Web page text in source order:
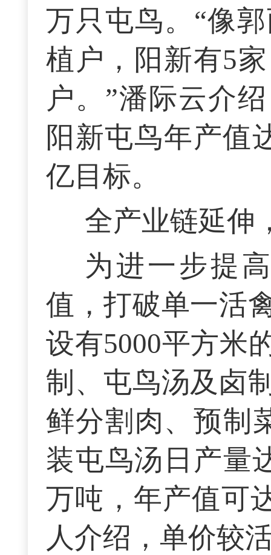
万只屯鸟。“像
植户，阳新有5
户。”潘际云介
阳新屯鸟年产值
亿目标。
全产业链延伸
为进一步提
值，打破单一活
设有5000平方米
制、屯鸟汤及卤
鲜分割肉、预制
装屯鸟汤日产量
万吨，年产值可
人介绍，单价较